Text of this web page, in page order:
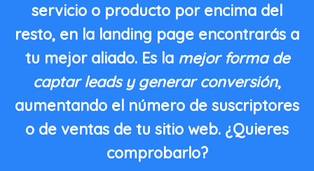
servicio o producto por encima del
resto, en la landing page encontrarás a
tu mejor aliado. Es la mejor forma de
captar leads y generar conversión,
aumentando el número de suscriptores
o de ventas de tu sitio web. ¿Quieres
comprobarlo?